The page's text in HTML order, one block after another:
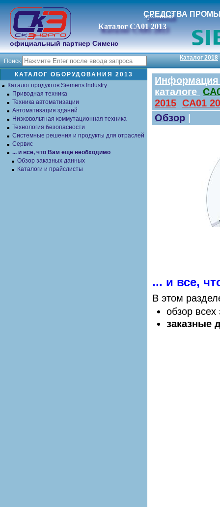
СРЕДСТВА
официальный партнер Сименс
Каталог СА01 2013
архивный
Поиск Каталог 2018
Информация
каталоге
2015 СА01
Обзор
... и все,
В этом
обзор
заказные
КАТАЛОГ ОБОРУДОВАНИЯ 2013
Каталог продуктов Siemens Industry
Приводная техника
Техника автоматизации
Автоматизация зданий
Низковольтная коммутационная техника
Технология безопасности
Системные решения и продукты для отраслей
Сервис
... и все, что Вам еще необходимо
Обзор заказных данных
Каталоги и прайслисты